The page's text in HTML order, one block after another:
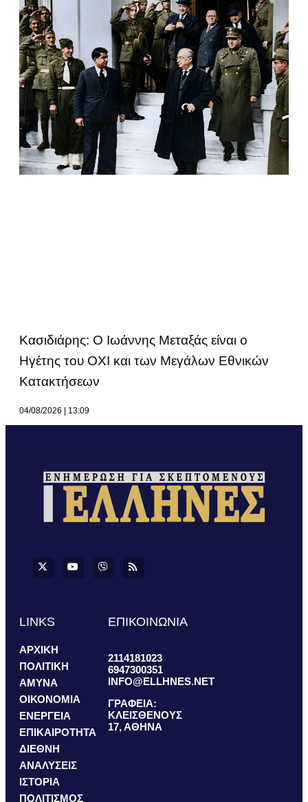
Κασιδιάρης: Ο Ιωάννης Μεταξάς είναι ο
Ηγέτης του ΟΧΙ και των Μεγάλων Εθνικών
Κατακτήσεων
04/08/2026 13:09
LINKS
ΑΡΧΙΚΗ
ΠΟΛΙΤΙΚΗ
ΑΜΥΝΑ
ΟΙΚΟΝΟΜΙΑ
ΕΝΕΡΓΕΙΑ
ΕΠΙΚΑΙΡΟΤΗΤΑ
ΔΙΕΘΝΗ
ΑΝΑΛΥΣΕΙΣ
ΙΣΤΟΡΙΑ
ΠΟΛΙΤΙΣΜΟΣ
ΕΠΙΚΟΙΝΩΝΙΑ
2114181023
6947300351
INFO@ELLHNES.NET
ΓΡΑΦΕΙΑ:
ΚΛΕΙΣΘΕΝΟΥΣ
17, ΑΘΗΝΑ